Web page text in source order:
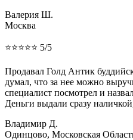
Валерия Ш.
Москва
⭐⭐⭐⭐⭐ 5/5
Продавал Голд Антик
думал, что за нее можно
специалист посмотрел и
Деньги выдали сразу
Владимир Д.
Одинцово, Московская